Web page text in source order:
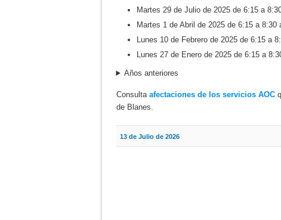
Martes 29 de Julio de 2025 de 6:15 a
Martes 1 de Abril de 2025 de 6:15 a 8:30
Lunes 10 de Febrero de 2025 de 6:15 a
Lunes 27 de Enero de 2025 de 6:15 a
Años anteriores
Consulta afectaciones de los servicios AOC
de Blanes.
13 de Julio de 2026